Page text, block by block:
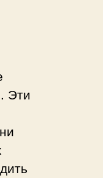
Эти